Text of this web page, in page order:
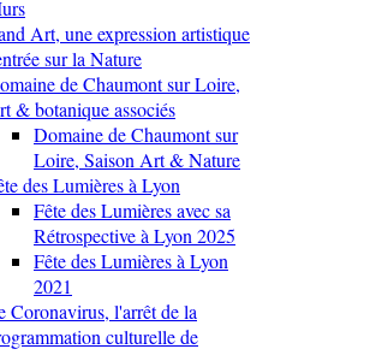
Art, une expression artistique
sur la Nature
de Chaumont sur Loire,
& botanique associés
Domaine de Chaumont sur
Loire, Saison Art & Nature
des Lumières à Lyon
Fête des Lumières avec sa
Rétrospective à Lyon 2025
Fête des Lumières à Lyon
2021
Coronavirus, l'arrêt de la
culturelle de